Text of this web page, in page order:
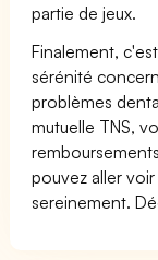
partie de jeux.
Finalement,
sérénité
problèmes
mutuelle TNS,
pouvez aller
sereinement.